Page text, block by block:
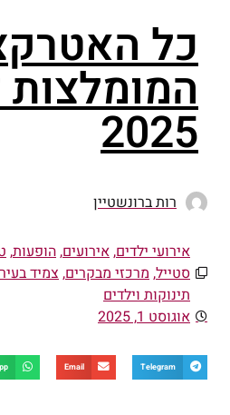
כל
המומלצות
2025
רות ברונשטיין
אירועי ילדים,אירועים,הופעות,
סטייל, מרכזי מבקרים, צמיד בעיר
תינוקות וילדים
אוגוסט 1, 2025
Telegram
Email